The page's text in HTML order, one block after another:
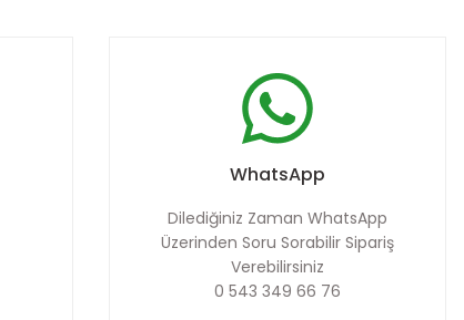
WhatsApp
Dilediğiniz Zaman WhatsApp
Üzerinden Soru Sorabilir Sipariş
Verebilirsiniz
0 543 349 66 76